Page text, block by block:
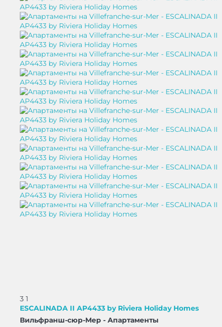
3 1
ESCALINADA II AP4433 by Riviera Holiday Homes
Вильфранш-сюр-Мер - Апартаменты